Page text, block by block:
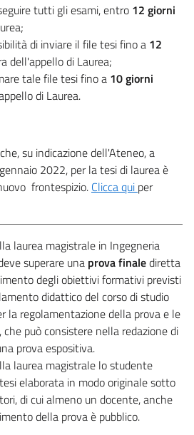
tutti gli esami, entro 12 giorni
di inviare il file tesi fino a 12
dell'appello di Laurea;
tale file tesi fino a 10 giorni
di Laurea.
su indicazione dell'Ateneo, a
2022, per la tesi di laurea è
frontespizio. Clicca qui per
laurea magistrale in Ingegneria
superare una prova finalediretta
degli obiettivi formativi previsti
didattico del corso di studio
la regolamentazione della prova e le
può consistere nella redazione di
prova espositiva.
laurea magistrale lo studente
elaborata in modo originale sotto
di cui almeno un docente, anche
della prova è pubblico.